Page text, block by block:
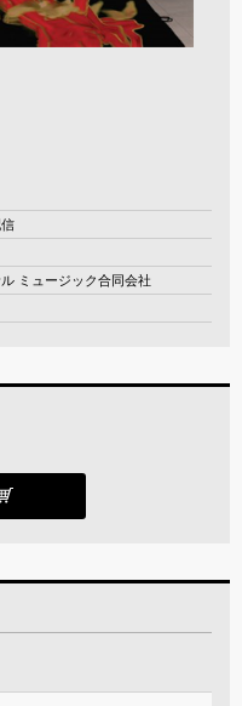
ミュージック合同会社